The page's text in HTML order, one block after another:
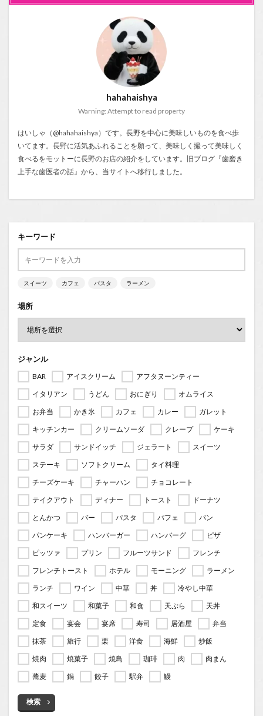
hahahaishya
Warning: Attempt to read property
はいしゃ（@hahahaishya）です。長野を中心に美味しいものを食べ歩
いてます。長野に活気あふれることを願って、美味しく撮って美味しく
食べるをモットーに長野のお店の紹介をしています。旧ブログ『歯磨き
上手な歯医者の話』から、当サイトへ移行しました。
キーワード
スイーツ カフェ パスタ ラーメン
場所
ジャンル
BAR アイスクリーム
アフタヌーンティー
イタリアン
うどん おにぎり
オムライス
お弁当
かき氷 カフェ カレー
ガレット
キッチンカー
クリームソーダ クレープ
ケーキ
サラダ
サンドイッチ ジェラート
スイーツ
ステーキ
ソフトクリーム
タイ料理
チーズケーキ
チャーハン
チョコレート
テイクアウト
ディナー トースト
ドーナツ
とんかつ
バー パスタ パフェ
パン
パンケーキ
ハンバーガー ハンバーグ
ピザ
ピッツァ
プリン フルーツサンド
フレンチ
フレンチトースト
ホテル モーニング
ラーメン
ランチ
ワイン 中華 丼
冷やし中華
和スイーツ
和菓子 和食 天ぷら
天丼
定食
宴会 宴席 寿司 居酒屋
弁当
抹茶
旅行 栗 洋食 海鮮
炒飯
焼肉
焼菓子 焼鳥 珈琲 肉
肉まん
蕎麦
鍋 餃子 駅弁 鰻
検索